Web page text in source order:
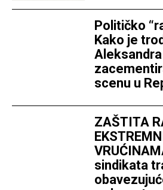
Političko
Kako je
scenu u
ZAŠTITA
sindikata